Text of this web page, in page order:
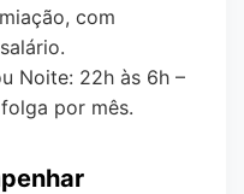
com
Noite: 22h às 6h –
por mês.